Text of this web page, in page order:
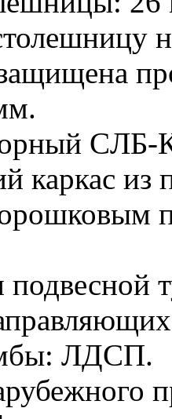
CЛБ-
каркас
подвесной
ЛДСП.